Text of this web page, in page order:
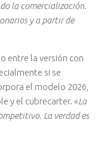
la comercialización.
y a partir de
entre la versión con
si se
el modelo 2026,
y el cubrecarter. «La
La verdad es